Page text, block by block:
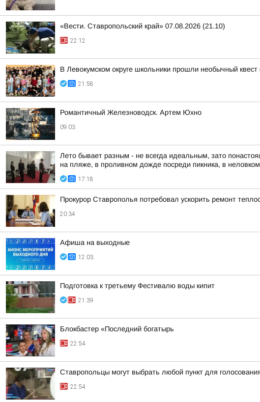
«Вести. Ставропольский край» 07.08.2026 (21.10)
22:12
В Левокумском округе школьники прошли необычный
21:58
Романтичный Железноводск. Артем Юхно
09:03
Лето бывает разным - не всегда идеальным, зато
на пляже, в проливном дожде посреди пикника, в
17:18
Прокурор Ставрополья потребовал ускорить ремонт
20:34
Афиша на выходные
12:03
Подготовка к третьему Фестивалю воды кипит
21:39
Блокбастер «Последний богатырь
22:54
Ставропольцы могут выбрать любой пункт для
22:54